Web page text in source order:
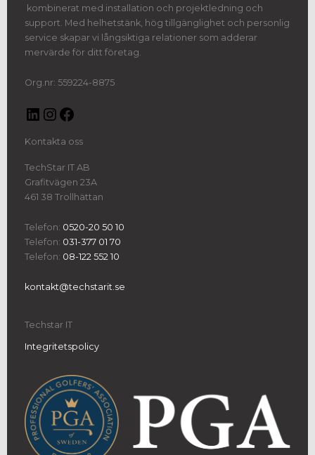
kombinerat med installation och projektledning och
support. Med helhetstänk, hög tillgänglighet och personlig
service skapar vi långsiktiga relationer som adderar
mervärde för ditt företag.
Org.nr: 559224-8875
Kontakta oss
TechStar IT AB
Grafitvägen 23A
461 38 Trollhättan
Telefon: 0520-20 50 10
Telefon: 031-377 01 70
Telefon: 08-122 552 10
kontakt@techstarit.se
Techstar IT
Integritetspolicy